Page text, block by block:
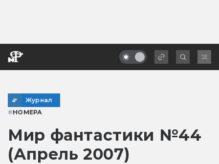
Журнал
#НОМЕРА
Мир фантастики №44
(Апрель 2007)